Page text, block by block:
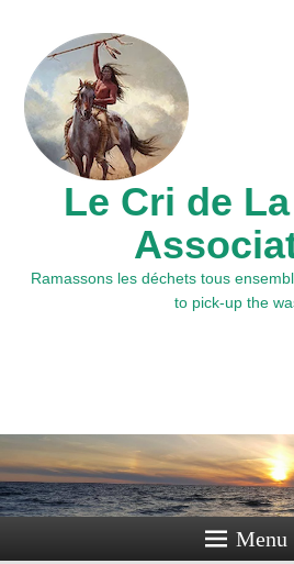
Le Cri de
Ramassons les déchets tous
to pick-up the
Menu